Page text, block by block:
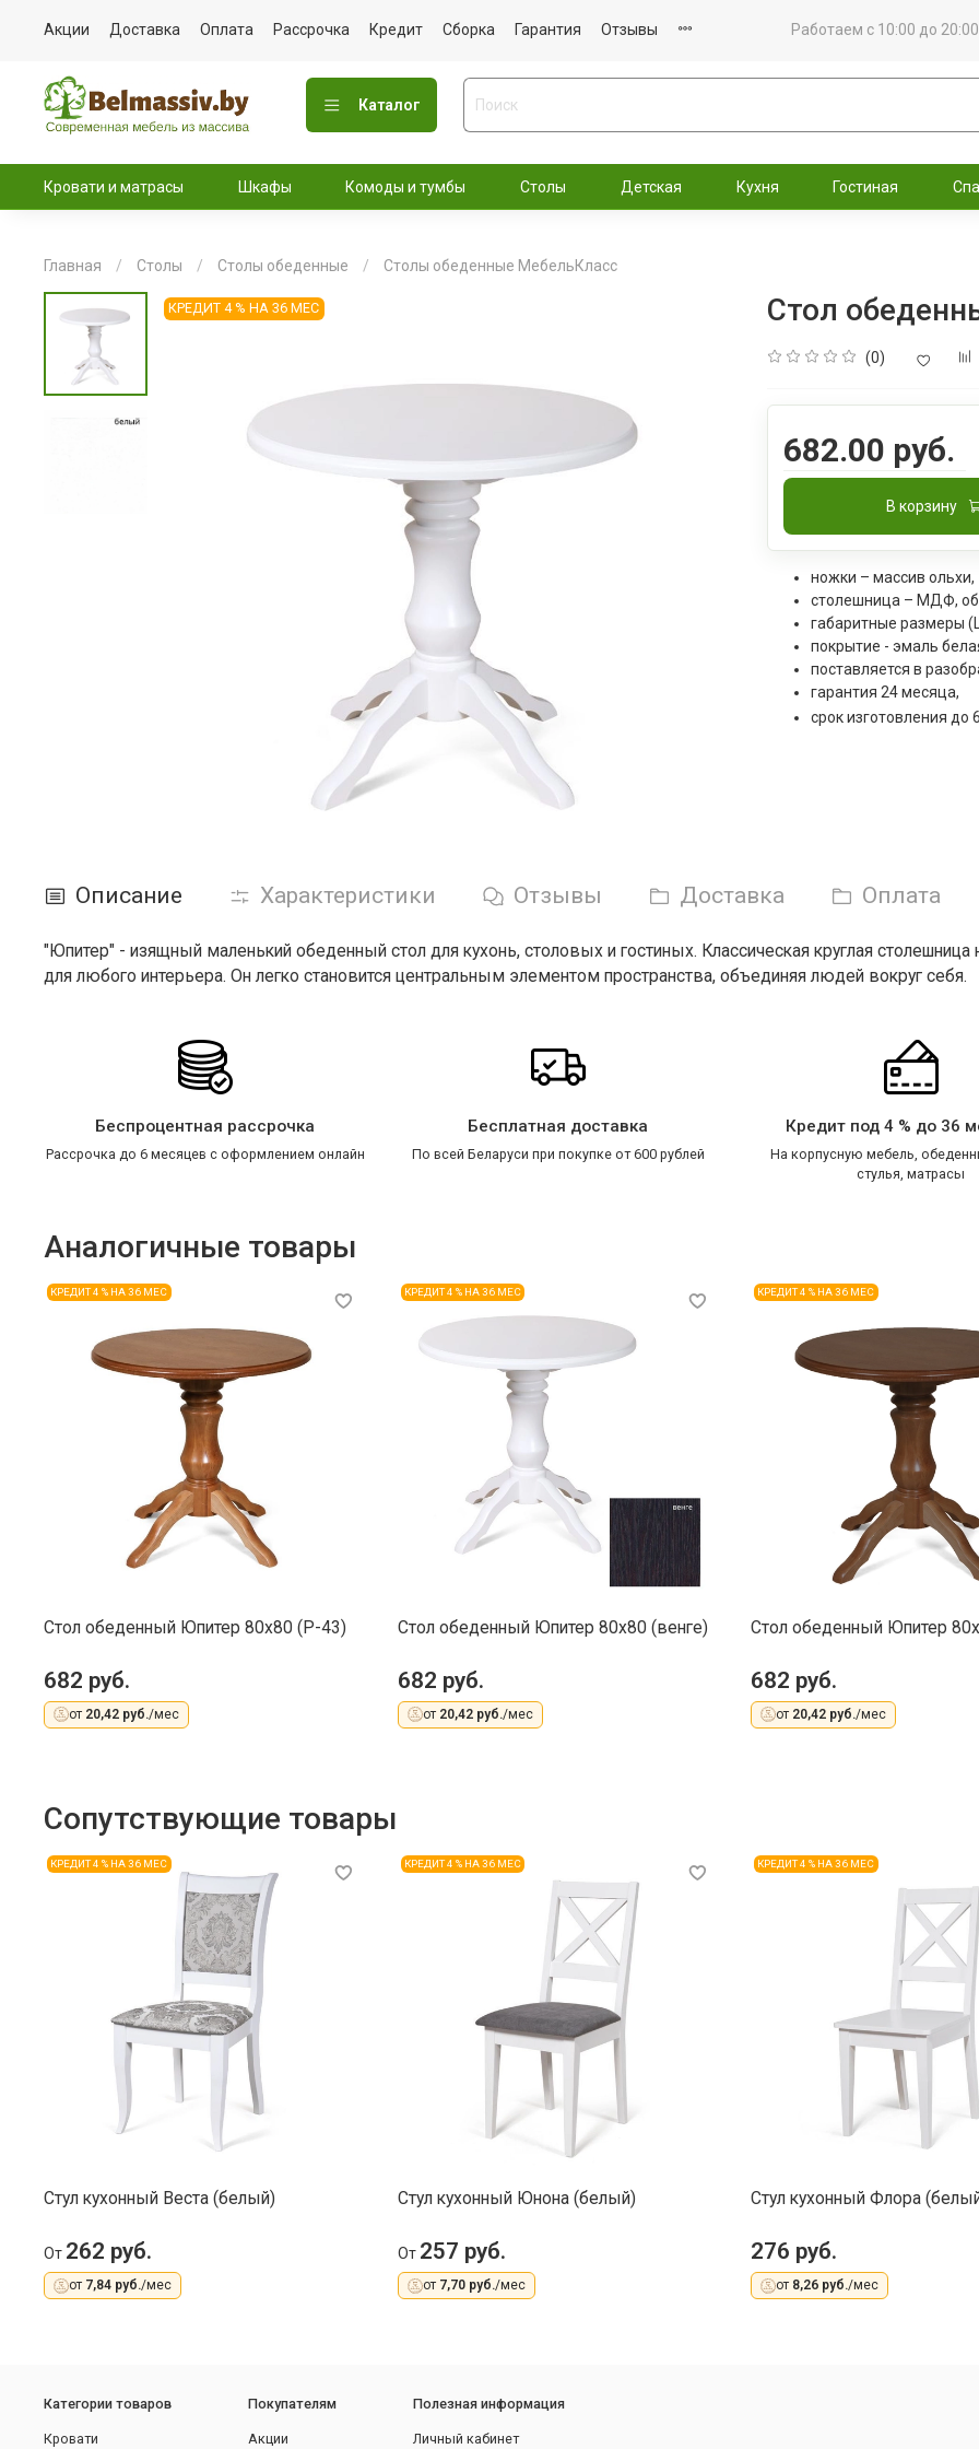
Акции Доставка Оплата Рассрочка Кредит Сборка Гарантия Отзывы Работаем с 10:00 до 20:00
Каталог
Кровати и матрасы Шкафы Комоды и тумбы Столы Детская Кухня Гостиная
Главная Столы Столы обеденные Столы обеденные МебельКласс
КРЕДИТ 4 % НА 36 МЕС Стол
(0)
682.00 руб.
В корзину
ножки – массив ольхи,
столешница – МДФ,
габаритные размеры
покрытие - эмаль
поставляется в
гарантия 24 месяца,
срок изготовления до
Описание Характеристики Отзывы Доставка Оплата
"Юпитер" - изящный маленький обеденный стол для кухонь, столовых и гостиных. Классическая круглая
для любого интерьера. Он легко становится центральным элементом пространства, объединяя людей вокруг себя.
Беспроцентная рассрочка
Рассрочка до 6 месяцев с оформлением онлайн
Бесплатная доставка
По всей Беларуси при покупке от 600 рублей
Кредит под 4 % до 36
На корпусную мебель,
стулья, матрасы
Аналогичные товары
КРЕДИТ 4 % НА 36 МЕС
Стол обеденный Юпитер 80х80 (Р-43)
682 руб.
от 20,42 руб./мес
КРЕДИТ 4 % НА 36 МЕС
Стол обеденный Юпитер 80х80 (венге)
682 руб.
от 20,42 руб./мес
КРЕДИТ 4 % НА 36 МЕС
Стол обеденный Юпитер
682 руб.
от 20,42 руб./мес
Сопутствующие товары
КРЕДИТ 4 % НА 36 МЕС
Стул кухонный Веста (белый)
От 262 руб.
от 7,84 руб./мес
КРЕДИТ 4 % НА 36 МЕС
Стул кухонный Юнона (белый)
От 257 руб.
от 7,70 руб./мес
КРЕДИТ 4 % НА 36 МЕС
Стул кухонный Флора
276 руб.
от 8,26 руб./мес
Категории товаров
Кровати
Покупателям
Акции
Полезная информация
Личный кабинет